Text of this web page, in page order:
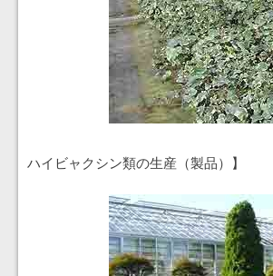
ハイビャクシン類の生産（製品）】